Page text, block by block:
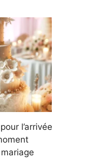
l’arrivée